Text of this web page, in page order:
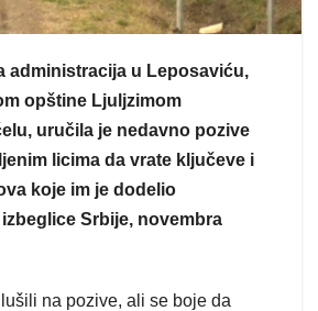
administracija u Leposaviću,
opštine Ljuljzimom
uručila je nedavno pozive
licima da vrate ključeve i
koje im je dodelio
Srbije, novembra
na pozive, ali se boje da